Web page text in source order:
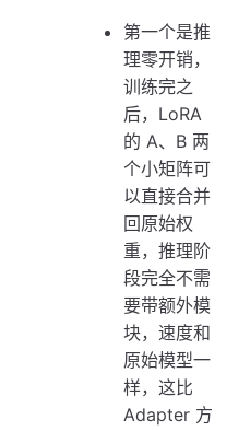
第一个是推
理零开销，
训练完之
后，LoRA
的 A、B 两
个小矩阵可
以直接合并
回原始权
重，推理阶
段完全不需
要带额外模
块，速度和
原始模型一
样，这比
Adapter 方